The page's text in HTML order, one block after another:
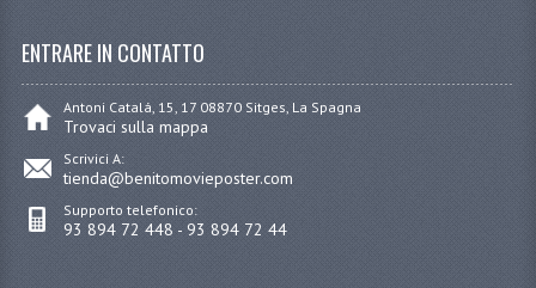
ENTRARE IN CONTATTO
Antoni Catalá, 15, 17 08870 Sitges, La Spagna
Trovaci sulla mappa
Scrivici A:
tienda@benitomovieposter.com
Supporto telefonico:
93 894 72 448 - 93 894 72 44